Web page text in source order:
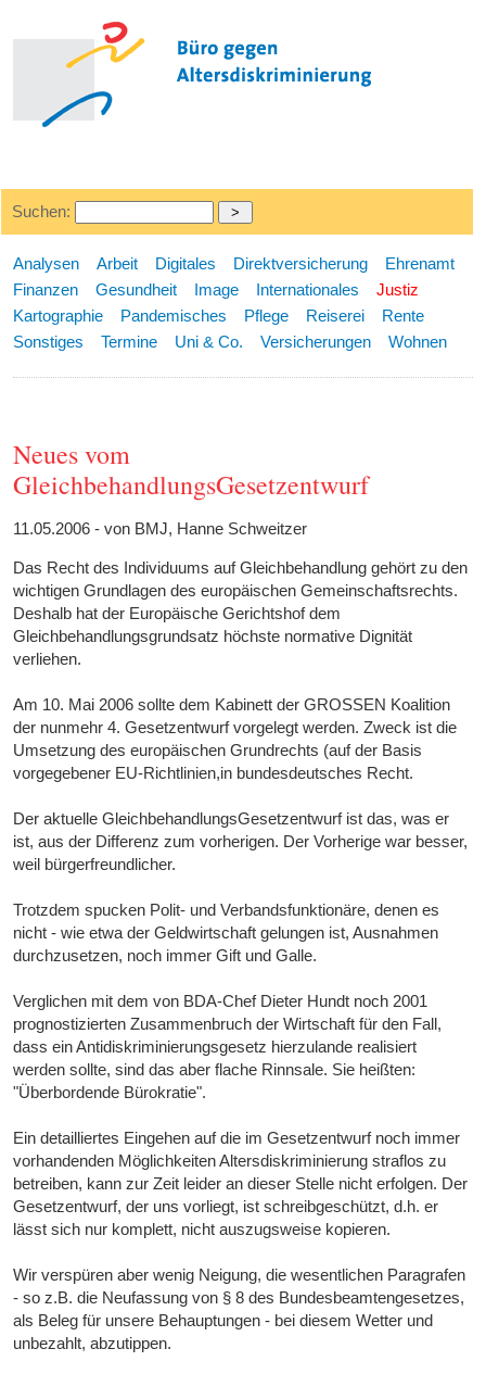
Suchen:
Analysen Arbeit Digitales Direktversicherung
Ehrenamt
Finanzen
Gesundheit Image Internationales
Justiz
Kartographie
Pandemisches Pflege Reiserei
Rente
Sonstiges
Termine Uni & Co. Versicherungen Wohnen
Neues vom
GleichbehandlungsGesetzentwurf
11.05.2006 - von BMJ, Hanne Schweitzer
Das Recht des Individuums auf Gleichbehandlung gehört zu den
wichtigen Grundlagen des europäischen Gemeinschaftsrechts.
Deshalb hat der Europäische Gerichtshof dem
Gleichbehandlungsgrundsatz höchste normative Dignität
verliehen.
Am 10. Mai 2006 sollte dem Kabinett der GROSSEN Koalition
der nunmehr 4. Gesetzentwurf vorgelegt werden. Zweck ist die
Umsetzung des europäischen Grundrechts (auf der Basis
vorgegebener EU-Richtlinien,in bundesdeutsches Recht.
Der aktuelle GleichbehandlungsGesetzentwurf ist das, was er
ist, aus der Differenz zum vorherigen. Der Vorherige war besser,
weil bürgerfreundlicher.
Trotzdem spucken Polit- und Verbandsfunktionäre, denen es
nicht - wie etwa der Geldwirtschaft gelungen ist, Ausnahmen
durchzusetzen, noch immer Gift und Galle.
Verglichen mit dem von BDA-Chef Dieter Hundt noch 2001
prognostizierten Zusammenbruch der Wirtschaft für den Fall,
dass ein Antidiskriminierungsgesetz hierzulande realisiert
werden sollte, sind das aber flache Rinnsale. Sie heißten:
"Überbordende Bürokratie".
Ein detailliertes Eingehen auf die im Gesetzentwurf noch immer
vorhandenden Möglichkeiten Altersdiskriminierung straflos zu
betreiben, kann zur Zeit leider an dieser Stelle nicht erfolgen. Der
Gesetzentwurf, der uns vorliegt, ist schreibgeschützt, d.h. er
lässt sich nur komplett, nicht auszugsweise kopieren.
Wir verspüren aber wenig Neigung, die wesentlichen Paragrafen
- so z.B. die Neufassung von § 8 des Bundesbeamtengesetzes,
als Beleg für unsere Behauptungen - bei diesem Wetter und
unbezahlt, abzutippen.